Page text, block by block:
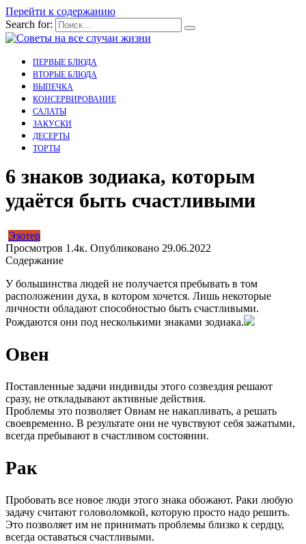
Перейти к содержанию
Search for:
ПЕРВЫЕ БЛЮДА
ВТОРЫЕ БЛЮДА
ВЫПЕЧКА
КОНСЕРВИРОВАНИЕ
САЛАТЫ
ЗАКУСКИ
ДЕСЕРТЫ
ТОРТЫ
6 знаков зодиака, которым
удаётся быть счастливыми
Эзотер
Просмотров 1.4к. Опубликовано 29.06.2022
Содержание
У большинства людей не получается пребывать в том
расположении духа, в котором хочется. Лишь некоторые
личности обладают способностью быть счастливыми.
Рождаются они под несколькими знаками зодиака.
Овен
Поставленные задачи индивиды этого созвездия решают
сразу, не откладывают активные действия.
Проблемы это позволяет Овнам не накапливать, а решать
своевременно. В результате они не чувствуют себя зажатыми,
всегда пребывают в счастливом состоянии.
Рак
Пробовать все новое люди этого знака обожают. Раки любую
задачу считают головоломкой, которую просто надо решить.
Это позволяет им не принимать проблемы близко к сердцу,
всегда оставаться счастливыми.